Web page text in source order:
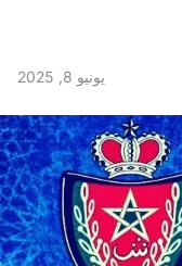
يونيو 8, 2025